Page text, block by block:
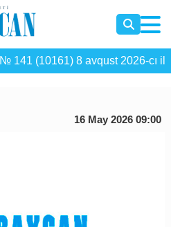
№ 141 (10161) 8 avqust 2026-cı il
16 May 2026 09:00